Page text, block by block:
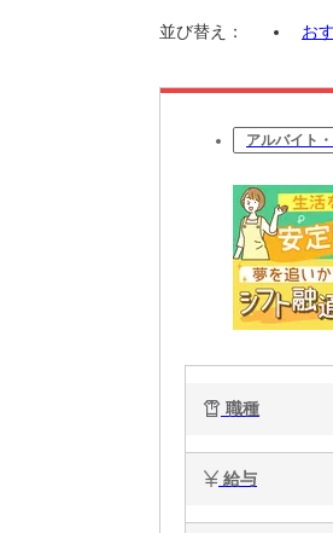
並び替え： お
アルバイト
職種
給与